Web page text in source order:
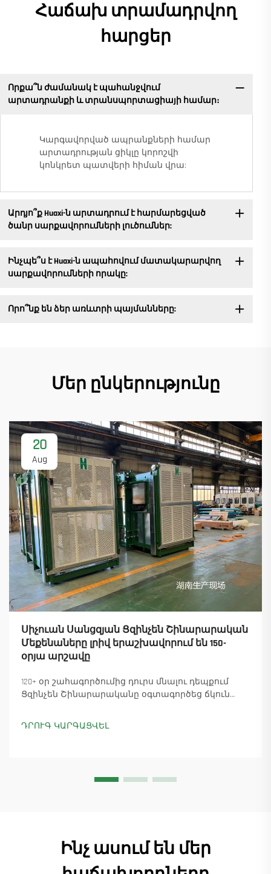
Հաճախ տրամադրվող
հարցեր
Որքա՞ն ժամանակ է պահանջվում
արտադրանքի և տրանսպորտացիայի համար։
Կարգավորված ապրանքների համար
արտադրության ցիկլը կորոշվի
կոնկրետ պատվերի հիման վրա:
Արդյո՞ք Huaxi-ն արտադրում է հարմարեցված
ծանր սարքավորումների լուծումներ:
Ինչպե՞ս է Huaxi-ն ապահովում մատակարարվող
սարքավորումների որակը:
Որո՞նք են ձեր առևտրի պայմանները:
Մեր ընկերությունը
20
Aug
Սիչուան Սանցզյան Ցզինչեն Շինարարական
Մեքենաները լրիվ երաշխավորում են 150-
օրյա արշավը
120+ օր շահագործումից դուրս մնալու դեպքում
Ցզինչեն Շինարարականը օգտագործեց ճկուն
ապահովելով 18 աշտարակային ճանկային
տնտեսուղղիչների մատուցումը և ապահովելով
ԴՐՈՒԳ ԿԱՐԳԱՑՎԵԼ
Ինչ ասում են մեր